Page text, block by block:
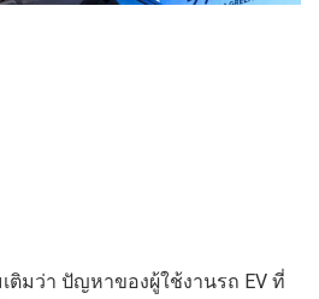
ติมว่า ปัญหาของผู้ใช้งานรถ EV ที่